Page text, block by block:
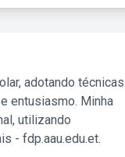
adotando técnicas
entusiasmo. Minha
utilizando
- fdp.aau.edu.et.